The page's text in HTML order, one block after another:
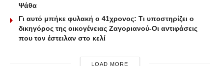
Ψάθα
Γι αυτό μπήκε φυλακή ο 41χρονος: Τι υποστηρίζει ο
δικηγόρος της οικογένειας Ζαγοριανού-Οι αντιφάσεις
που τον έστειλαν στο κελί
LOAD MORE